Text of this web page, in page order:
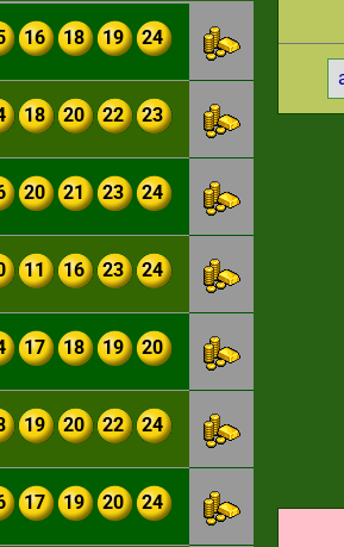
16 18 19 24
18 20 22 23
20 21 23 24
11 16 23 24
17 18 19 20
19 20 22 24
17 19 20 24